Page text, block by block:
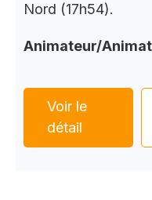
Nord (17h54).
Animateur/
Voir le
détail